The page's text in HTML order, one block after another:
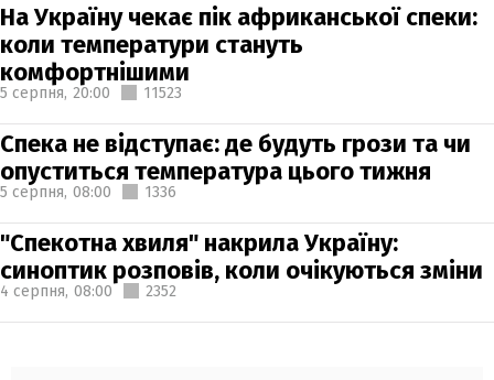
На Україну чекає пік африканської спеки:
коли температури стануть
комфортнішими
5 серпня, 20:00 11523
Спека не відступає: де будуть грози та чи
опуститься температура цього тижня
5 серпня, 08:00 1336
"Спекотна хвиля" накрила Україну:
синоптик розповів, коли очікуються зміни
4 серпня, 08:00 2352